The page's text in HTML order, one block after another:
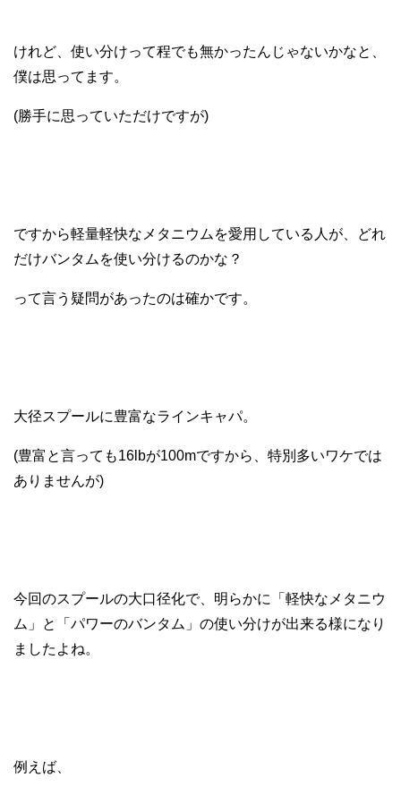
けれど、使い分けって程でも無かったんじゃないかなと、
僕は思ってます。
(勝手に思っていただけですが)
ですから軽量軽快なメタニウムを愛用している人が、どれ
だけバンタムを使い分けるのかな？
って言う疑問があったのは確かです。
大径スプールに豊富なラインキャパ。
(豊富と言っても16lbが100mですから、特別多いワケでは
ありませんが)
今回のスプールの大口径化で、明らかに「軽快なメタニウ
ム」と「パワーのバンタム」の使い分けが出来る様になり
ましたよね。
例えば、